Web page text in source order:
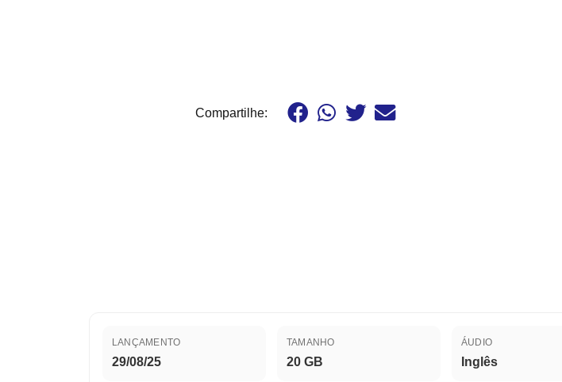
Compartilhe:
LANÇAMENTO
29/08/25
TAMANHO
20 GB
ÁUDIO
Inglês